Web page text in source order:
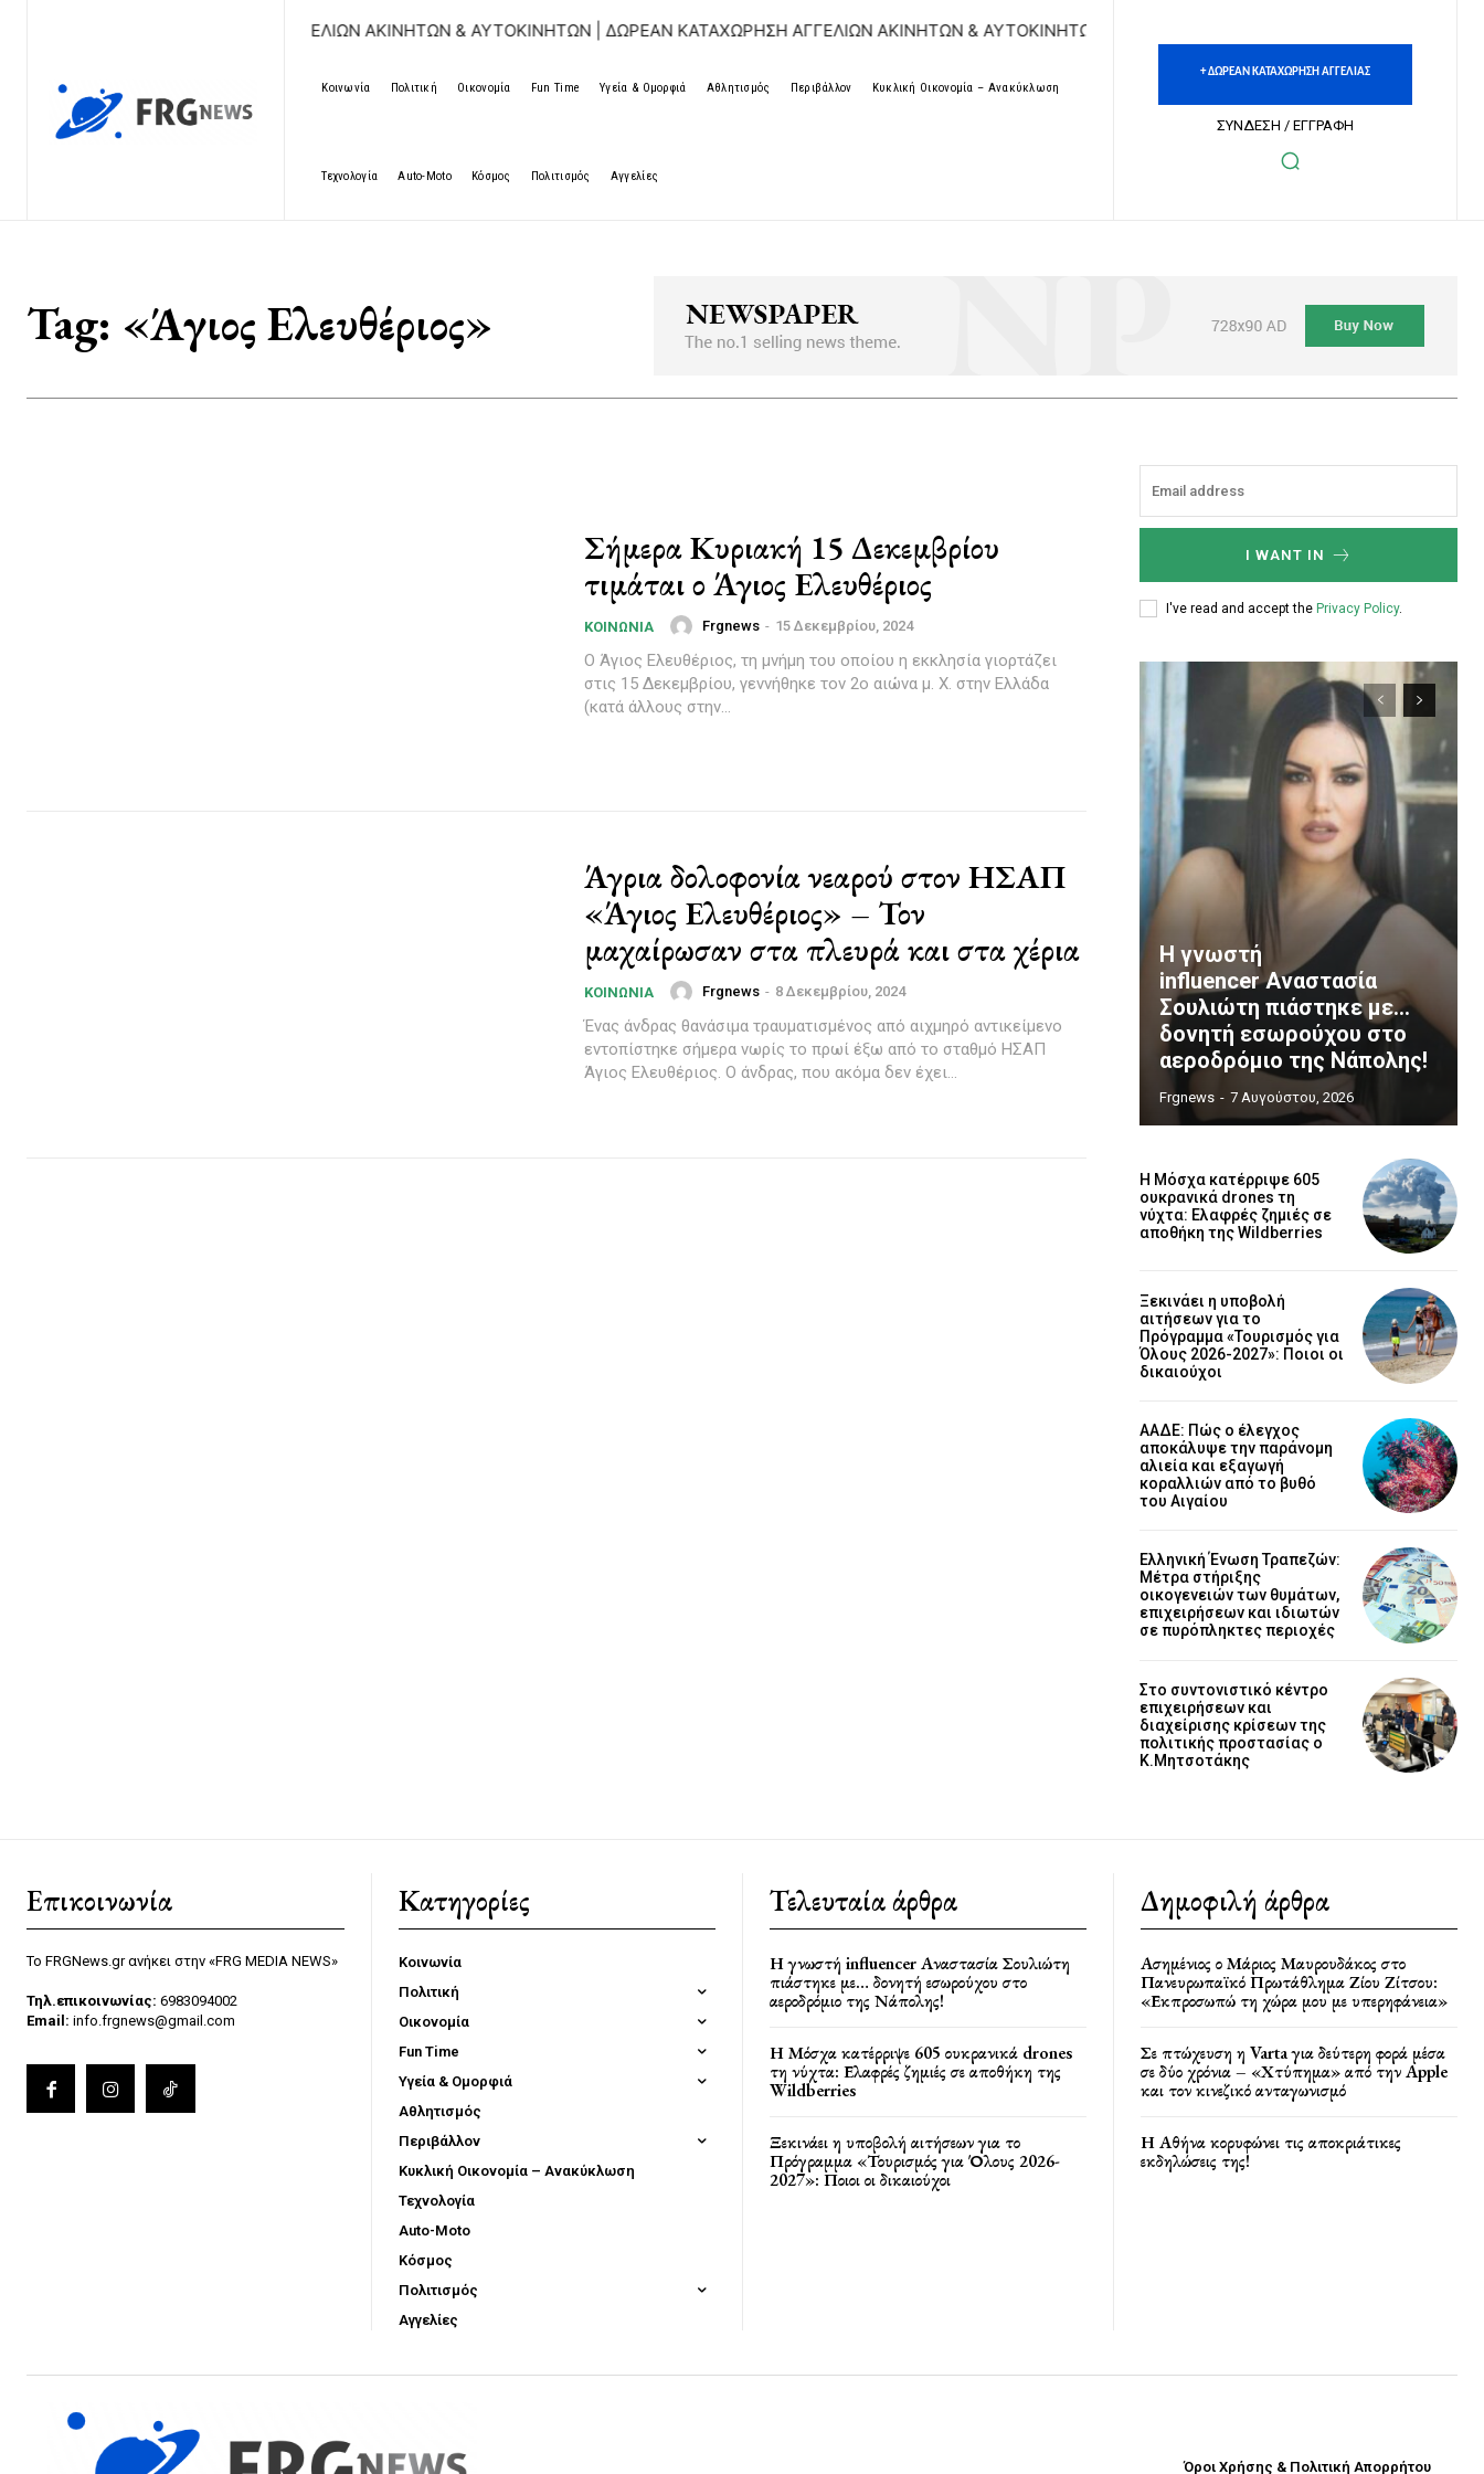
ΔΩΡΕΑΝ ΚΑΤΑΧΩΡΗΣΗ ΑΓΓΕΛΙΩΝ ΑΚΙΝΗΤΩΝ & ΑΥΤΟΚΙΝΗΤΩΝ | ΔΩΡΕΑΝ ΚΑΤΑΧΩΡΗΣΗ ΑΓΓΕΛΙΩΝ ΑΚΙΝΗΤΩΝ & ΑΥΤΟΚΙΝΗΤΩΝ | ΔΩΡΕΑΝ ΚΑΤΑΧΩΡΗΣΗ ΑΓΓΕΛΙΩΝ ΑΚΙΝΗΤΩΝ &
Κοινωνία Πολιτική Οικονομία Fun Time Υγεία & Ομορφιά Αθλητισμός Περιβάλλον Κυκλική Οικονομία – Ανακύκλωση
Τεχνολογία Auto-Moto Κόσμος Πολιτισμός Αγγελίες
+ ΔΩΡΕΑΝ ΚΑΤΑΧΩΡΗΣΗ ΑΓΓΕΛΙΑΣ
ΣΥΝΔΕΣΗ / ΕΓΓΡΑΦΗ
Tag: «Άγιος Ελευθέριος»
Σήμερα Κυριακή 15 Δεκεμβρίου
τιμάται ο Άγιος Ελευθέριος
ΚΟΙΝΩΝΊΑ Frgnews - 15 Δεκεμβρίου, 2024
Ο Άγιος Ελευθέριος, τη μνήμη του οποίου η εκκλησία γιορτάζει
στις 15 Δεκεμβρίου, γεννήθηκε τον 2o αιώνα μ. Χ. στην Ελλάδα
(κατά άλλους στην...
Άγρια δολοφονία νεαρού στον ΗΣΑΠ
«Άγιος Ελευθέριος» – Τον
μαχαίρωσαν στα πλευρά και στα χέρια
ΚΟΙΝΩΝΊΑ Frgnews - 8 Δεκεμβρίου, 2024
Ένας άνδρας θανάσιμα τραυματισμένος από αιχμηρό αντικείμενο
εντοπίστηκε σήμερα νωρίς το πρωί έξω από το σταθμό ΗΣΑΠ
Άγιος Ελευθέριος. Ο άνδρας, που ακόμα δεν έχει...
I WANT IN
I've read and accept the Privacy Policy.
Η γνωστή
influencer Αναστασία
Σουλιώτη πιάστηκε με…
δονητή εσωρούχου στο
αεροδρόμιο της Νάπολης!
Frgnews - 7 Αυγούστου, 2026
Η Μόσχα κατέρριψε 605
ουκρανικά drones τη
νύχτα: Ελαφρές ζημιές σε
αποθήκη της Wildberries
Ξεκινάει η υποβολή
αιτήσεων για το
Πρόγραμμα «Τουρισμός για
Όλους 2026-2027»: Ποιοι οι
δικαιούχοι
ΑΑΔΕ: Πώς ο έλεγχος
αποκάλυψε την παράνομη
αλιεία και εξαγωγή
κοραλλιών από το βυθό
του Αιγαίου
Ελληνική Ένωση Τραπεζών:
Μέτρα στήριξης
οικογενειών των θυμάτων,
επιχειρήσεων και ιδιωτών
σε πυρόπληκτες περιοχές
Στο συντονιστικό κέντρο
επιχειρήσεων και
διαχείρισης κρίσεων της
πολιτικής προστασίας ο
Κ.Μητσοτάκης
Επικοινωνία
Το FRGNews.gr ανήκει στην «FRG MEDIA NEWS»
Τηλ.επικοινωνίας: 6983094002
Email: info.frgnews@gmail.com
Κατηγορίες
Κοινωνία
Πολιτική
Οικονομία
Fun Time
Υγεία & Ομορφιά
Αθλητισμός
Περιβάλλον
Κυκλική Οικονομία – Ανακύκλωση
Τεχνολογία
Auto-Moto
Κόσμος
Πολιτισμός
Αγγελίες
Τελευταία άρθρα
Η γνωστή influencer Αναστασία Σουλιώτη
πιάστηκε με… δονητή εσωρούχου στο
αεροδρόμιο της Νάπολης!
Η Μόσχα κατέρριψε 605 ουκρανικά drones
τη νύχτα: Ελαφρές ζημιές σε αποθήκη της
Wildberries
Ξεκινάει η υποβολή αιτήσεων για το
Πρόγραμμα «Τουρισμός για Όλους 2026-
2027»: Ποιοι οι δικαιούχοι
Δημοφιλή άρθρα
Ασημένιος ο Μάριος Μαυρουδάκος στο
Πανευρωπαϊκό Πρωτάθλημα Ζίου Ζίτσου:
«Εκπροσωπώ τη χώρα μου με υπερηφάνεια»
Σε πτώχευση η Varta για δεύτερη φορά μέσα
σε δύο χρόνια – «Χτύπημα» από την Apple
και τον κινεζικό ανταγωνισμό
Η Αθήνα κορυφώνει τις αποκριάτικες
εκδηλώσεις της!
Όροι Χρήσης & Πολιτική Απορρήτου